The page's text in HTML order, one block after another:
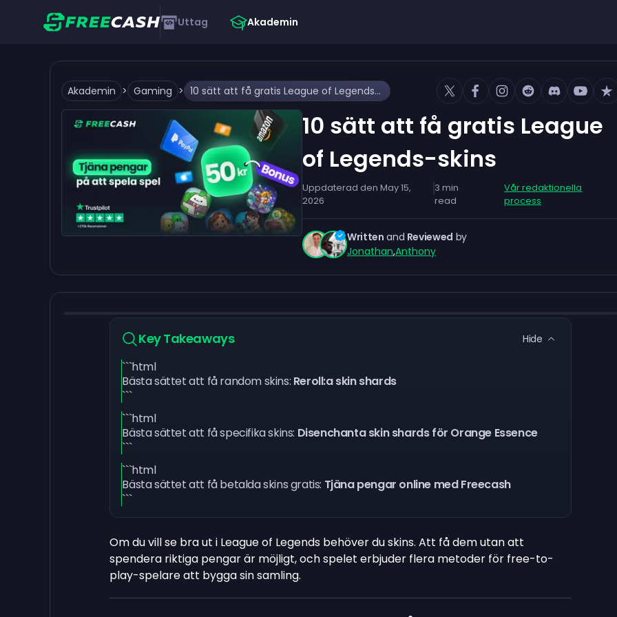
Uttag Akademin
Akademin > Gaming > 10 sätt att få gratis League of Legends-skins
10 sätt att få gratis League
of Legends-skins
Uppdaterad den May 15,
2026
3 min
read
Vår redaktionella
process
Written and Reviewed by
Jonathan,Anthony
Key Takeaways Hide
```html
Bästa sättet att få random skins: Reroll:a skin shards
```
```html
Bästa sättet att få specifika skins: Disenchanta skin shards för Orange Essence
```
```html
Bästa sättet att få betalda skins gratis: Tjäna pengar online med Freecash
```
Om du vill se bra ut i League of Legends behöver du skins. Att få dem utan att
spendera riktiga pengar är möjligt, och spelet erbjuder flera metoder för free-to-
play-spelare att bygga sin samling.